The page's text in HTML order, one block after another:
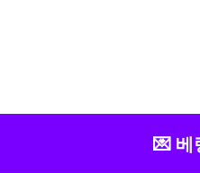
💌 베